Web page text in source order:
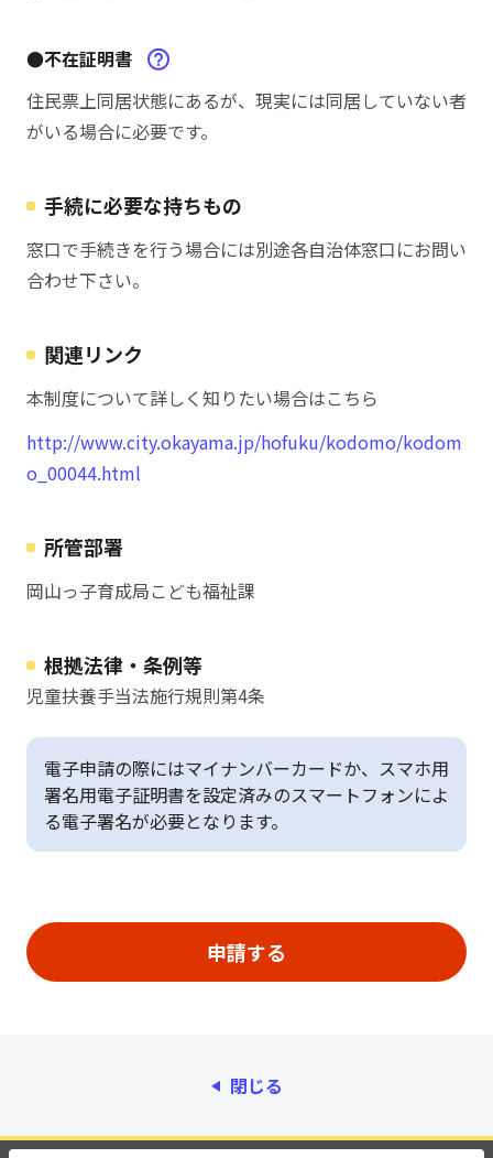
●不在証明書
住民票上同居状態にあるが、現実には同居していない者
がいる場合に必要です。
手続に必要な持ちもの
窓口で手続きを行う場合には別途各自治体窓口にお問い
合わせ下さい。
関連リンク
本制度について詳しく知りたい場合はこちら
http://www.city.okayama.jp/hofuku/kodomo/kodom
o_00044.html
所管部署
岡山っ子育成局こども福祉課
根拠法律・条例等
児童扶養手当法施行規則第4条
電子申請の際にはマイナンバーカードか、スマホ用
署名用電子証明書を設定済みのスマートフォンによ
る電子署名が必要となります。
閉じる